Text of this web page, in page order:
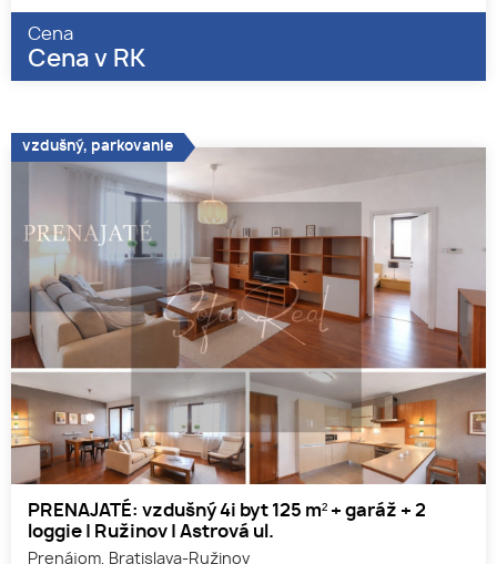
Cena
Cena v RK
PRENAJATÉ: vzdušný 4i byt 125 m² + garáž + 2
loggie | Ružinov | Astrová ul.
Prenájom, Bratislava-Ružinov
vzdušný, parkovanie